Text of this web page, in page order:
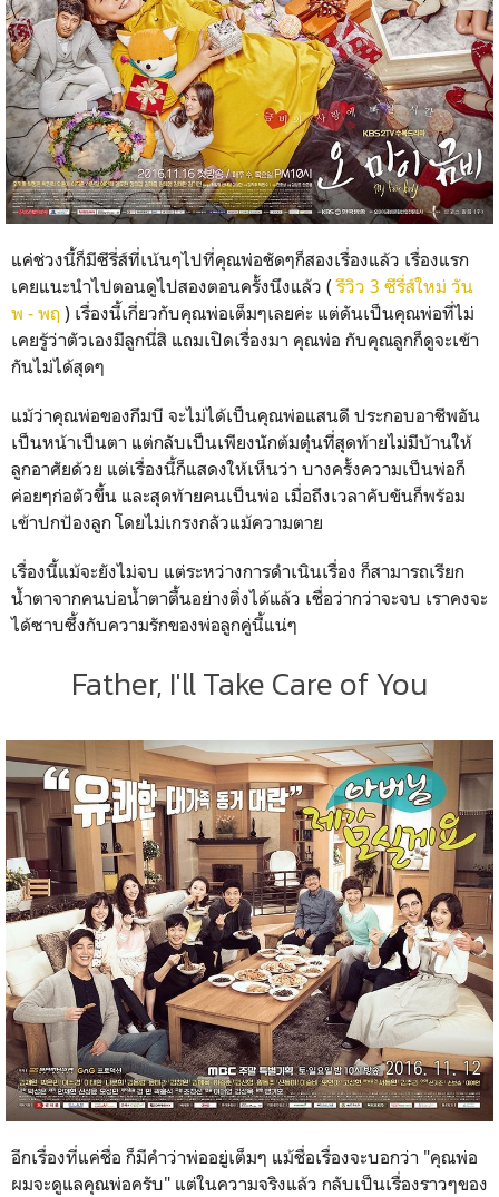
แค่ช่วงนี้ก็มีซีรี่ส์ที่เน้นๆไปที่คุณพ่อชัดๆก็สองเรื่องแล้ว เรื่องแรก
เคยแนะนำไปตอนดูไปสองตอนครั้งนึงแล้ว (รีวิว 3 ซีรี่ส์ใหม่ วัน
พ - พฤ ) เรื่องนี้เกี่ยวกับคุณพ่อเต็มๆเลยค่ะ แต่ดันเป็นคุณพ่อที่ไม่
เคยรู้ว่าตัวเองมีลูกนี่สิ แถมเปิดเรื่องมา คุณพ่อ กับคุณลูกก็ดูจะเข้า
กันไม่ได้สุดๆ
แม้ว่าคุณพ่อของกึมบี จะไม่ได้เป็นคุณพ่อแสนดี ประกอบอาชีพอัน
เป็นหน้าเป็นตา แต่กลับเป็นเพียงนักต้มตุ๋นที่สุดท้ายไม่มีบ้านให้
ลูกอาศัยด้วย แต่เรื่องนี้ก็แสดงให้เห็นว่า บางครั้งความเป็นพ่อก็
ค่อยๆก่อตัวขึ้น และสุดท้ายคนเป็นพ่อ เมื่อถึงเวลาคับขันก็พร้อม
เข้าปกป้องลูก โดยไม่เกรงกลัวแม้ความตาย
เรื่องนี้แม้จะยังไม่จบ แต่ระหว่างการดำเนินเรื่อง ก็สามารถเรียก
น้ำตาจากคนบ่อน้ำตาตื้นอย่างติ่งได้แล้ว เชื่อว่ากว่าจะจบ เราคงจะ
ได้ซาบซึ้งกับความรักของพ่อลูกคู่นี้แน่ๆ
Father, I'll Take Care of You
อีกเรื่องที่แค่ชื่อ ก็มีคำว่าพ่ออยู่เต็มๆ แม้ชื่อเรื่องจะบอกว่า "คุณพ่อ
ผมจะดูแลคุณพ่อครับ" แต่ในความจริงแล้ว กลับเป็นเรื่องราวๆของ